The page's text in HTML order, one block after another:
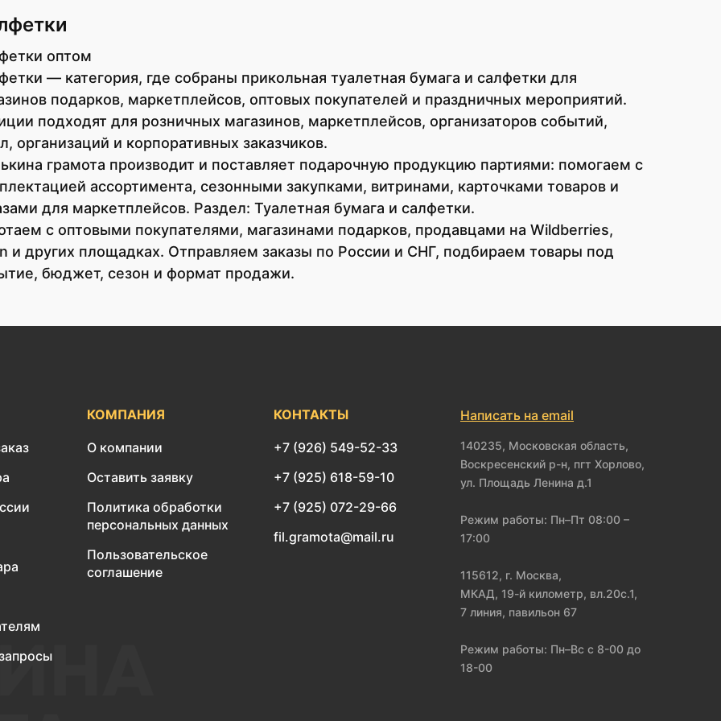
оптом
— категория, где собраны прикольная туалетная бумага и салфетки для
подарков, маркетплейсов, оптовых покупателей и праздничных мероприятий.
подходят для розничных магазинов, маркетплейсов, организаторов событий,
организаций и корпоративных заказчиков.
грамота производит и поставляет подарочную продукцию партиями: помогаем с
ассортимента, сезонными закупками, витринами, карточками товаров и
для маркетплейсов. Раздел: Туалетная бумага и салфетки.
с оптовыми покупателями, магазинами подарков, продавцами на Wildberries,
и других площадках. Отправляем заказы по России и СНГ, подбираем товары под
бюджет, сезон и формат продажи.
КОМПАНИЯ
О компании
Оставить заявку
Политика обработки
персональных данных
Пользовательское
соглашение
КОНТАКТЫ
+7 (926) 549-52-33
+7 (925) 618-59-10
+7 (925) 072-29-66
fil.gramota@mail.ru
Написать на email
140235, Московская область,
Воскресенский р-н, пгт Хорлово,
ул. Площадь Ленина д.1
Режим работы: Пн–Пт 08:00 –
17:00
115612, г. Москва,
МКАД, 19-й километр, вл.20с.1,
7 линия, павильон 67
Режим работы: Пн–Вс с 8-00 до
18-00